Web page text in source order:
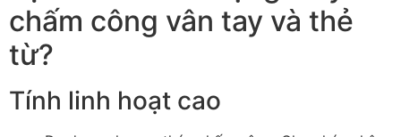
chấm công vân tay và thẻ
từ?
Tính linh hoạt cao